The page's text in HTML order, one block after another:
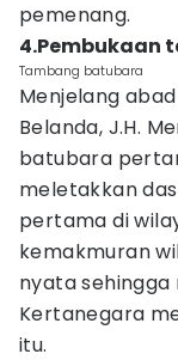
pemenang.
4.Pembukaan
Tambang batubara
Menjelang
Belanda, J.H.
batubara
meletakkan
pertama di
kemakmuran
nyata
Kertanegara
itu.